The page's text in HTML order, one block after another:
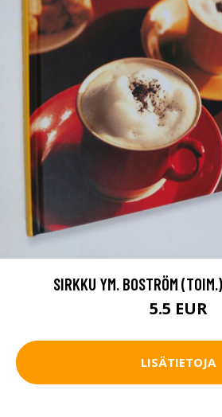
SIRKKU YM. BOSTRÖM
5.5 EUR
LISÄTIETOJA